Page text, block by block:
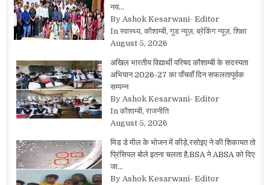
नय…
By Ashok Kesarwani- Editor
In स्वास्थ्य, कौशाम्बी, गुड न्यूज़, ब्रेकिंग न्यूज़, शिक्षा
August 5, 2026
अखिल भारतीय विद्यार्थी परिषद कौशाम्बी के सदस्यता
अभियान 2026-27 का पाँचवाँ दिन सफलतापूर्वक
सम्पन्न
By Ashok Kesarwani- Editor
In कौशाम्बी, राजनीति
August 5, 2026
मिड डे मील के भोजन में कीड़े,रसोइए ने की शिकायत तो
प्रिंसिपल बोले इतना चलता है,BSA ने ABSA को दिए
जा…
By Ashok Kesarwani- Editor